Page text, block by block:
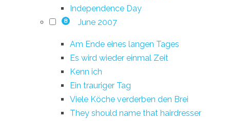
Independence Day
8 June 2007
Am Ende eines langen Tages
Es wird wieder einmal Zeit
Kenn ich
Ein trauriger Tag
Viele Köche verderben den Brei
They should name that hairdresser